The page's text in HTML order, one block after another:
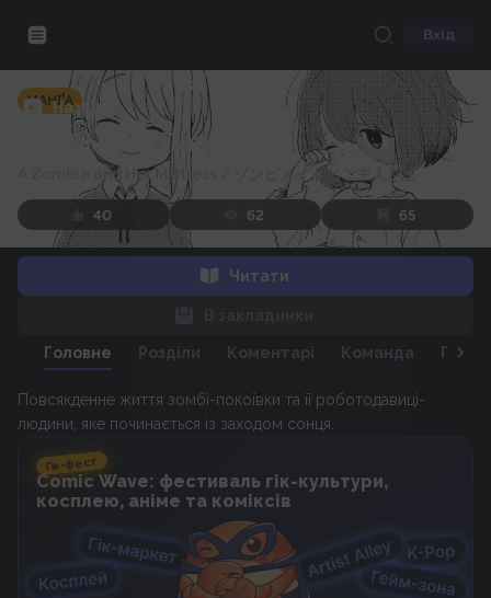
Вхід
Назад
МАНҐА
Зомбі та її Пані
A Zombie and Her Mistress ゾンビメイドとご主人さま
40 62 65
Читати
Головне Розділи Коментарі Команда
Повсякденне життя зомбі-покоївки та її роботодавиці-
людини, яке починається із заходом сонця.
Гік-фест
Comic Wave: фестиваль гік-культури,
косплею, аніме та коміксів